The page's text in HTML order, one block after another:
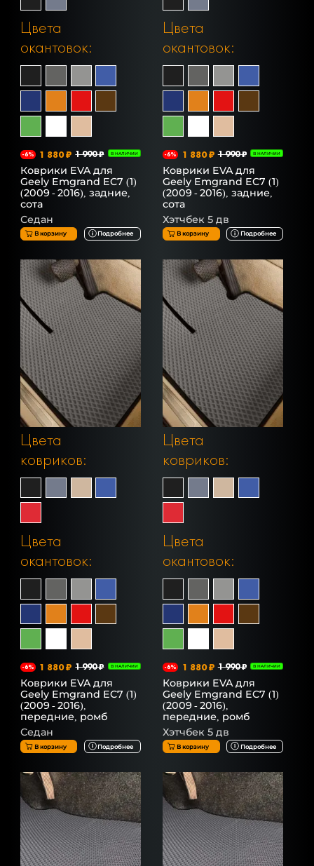
Цвета
окантовок:
-6% 1 880 ₽ 1 990 ₽ В НАЛИЧИИ
Коврики EVA для
Geely Emgrand EC7 (1)
(2009 - 2016), задние,
сота
Седан
В корзину Подробнее
Цвета
окантовок:
-6% 1 880 ₽ 1 990 ₽ В НАЛИЧИИ
Коврики EVA для
Geely Emgrand EC7 (1)
(2009 - 2016), задние,
сота
Хэтчбек 5 дв
В корзину Подробнее
Цвета
ковриков:
Цвета
окантовок:
-6% 1 880 ₽ 1 990 ₽ В НАЛИЧИИ
Коврики EVA для
Geely Emgrand EC7 (1)
(2009 - 2016),
передние, ромб
Седан
В корзину Подробнее
Цвета
ковриков:
Цвета
окантовок:
-6% 1 880 ₽ 1 990 ₽ В НАЛИЧИИ
Коврики EVA для
Geely Emgrand EC7 (1)
(2009 - 2016),
передние, ромб
Хэтчбек 5 дв
В корзину Подробнее